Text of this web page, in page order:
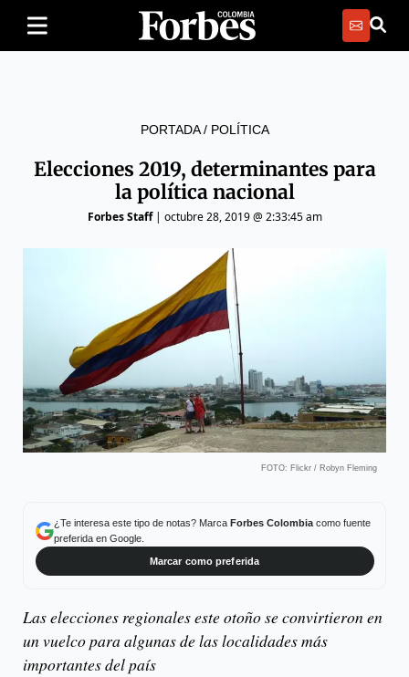
PORTADA/ POLÍTICA
Elecciones 2019, determinantes para
la política nacional
Forbes Staff| octubre 28, 2019 @ 2:33:45 am
FOTO: Flickr / Robyn Fleming
¿Te interesa este tipo de notas? Marca Forbes Colombiacomo fuente
preferida en Google.
Marcar como preferida
Las elecciones regionales este otoño se convirtieron en
un vuelco para algunas de las localidades más
importantes del país